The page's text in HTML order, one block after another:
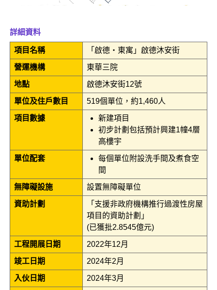
詳細資料
項目名稱 「啟德‧東寓」啟德沐安街
營運機構 東華三院
地點 啟德沐安街12號
單位及住戶數目 519個單位，約1,460人
項目數據
新建項目
初步計劃包括預計興建1幢4層
高樓宇
單位配套
每個單位附設洗手間及煮食空
間
無障礙設施 設置無障礙單位
資助計劃
「支援非政府機構推行過渡性房屋
項目的資助計劃」
(已獲批2.8545億元)
工程開展日期 2022年12月
竣工日期 2024年2月
入伙日期 2024年3月